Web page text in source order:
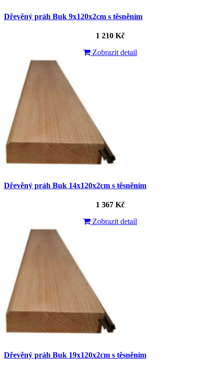
Dřevěný práh Buk 9x120x2cm s těsněním
1 210 Kč
Zobrazit detail
Dřevěný práh Buk 14x120x2cm s těsněním
1 367 Kč
Zobrazit detail
Dřevěný práh Buk 19x120x2cm s těsněním